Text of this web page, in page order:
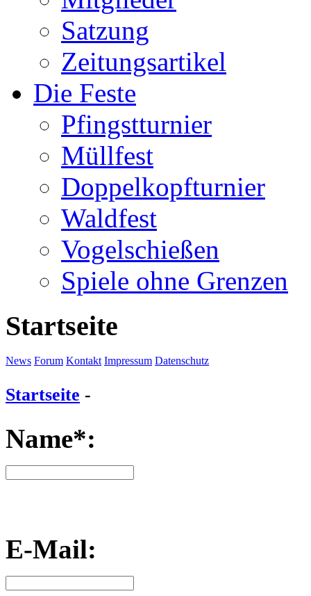
Satzung
Zeitungsartikel
Die Feste
Pfingstturnier
Müllfest
Doppelkopfturnier
Waldfest
Vogelschießen
Spiele ohne Grenzen
Startseite
News Forum Kontakt Impressum Datenschutz
Startseite -
Name*:
E-Mail: